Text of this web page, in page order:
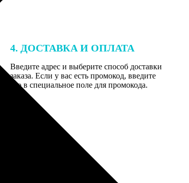
4. ДОСТАВКА И ОПЛАТА
Введите адрес и выберите способ доставки
заказа. Если у вас есть промокод, введите
его в специальное поле для промокода.